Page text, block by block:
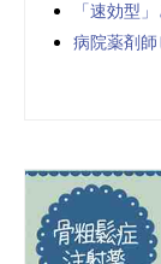
「速効型
病院薬剤